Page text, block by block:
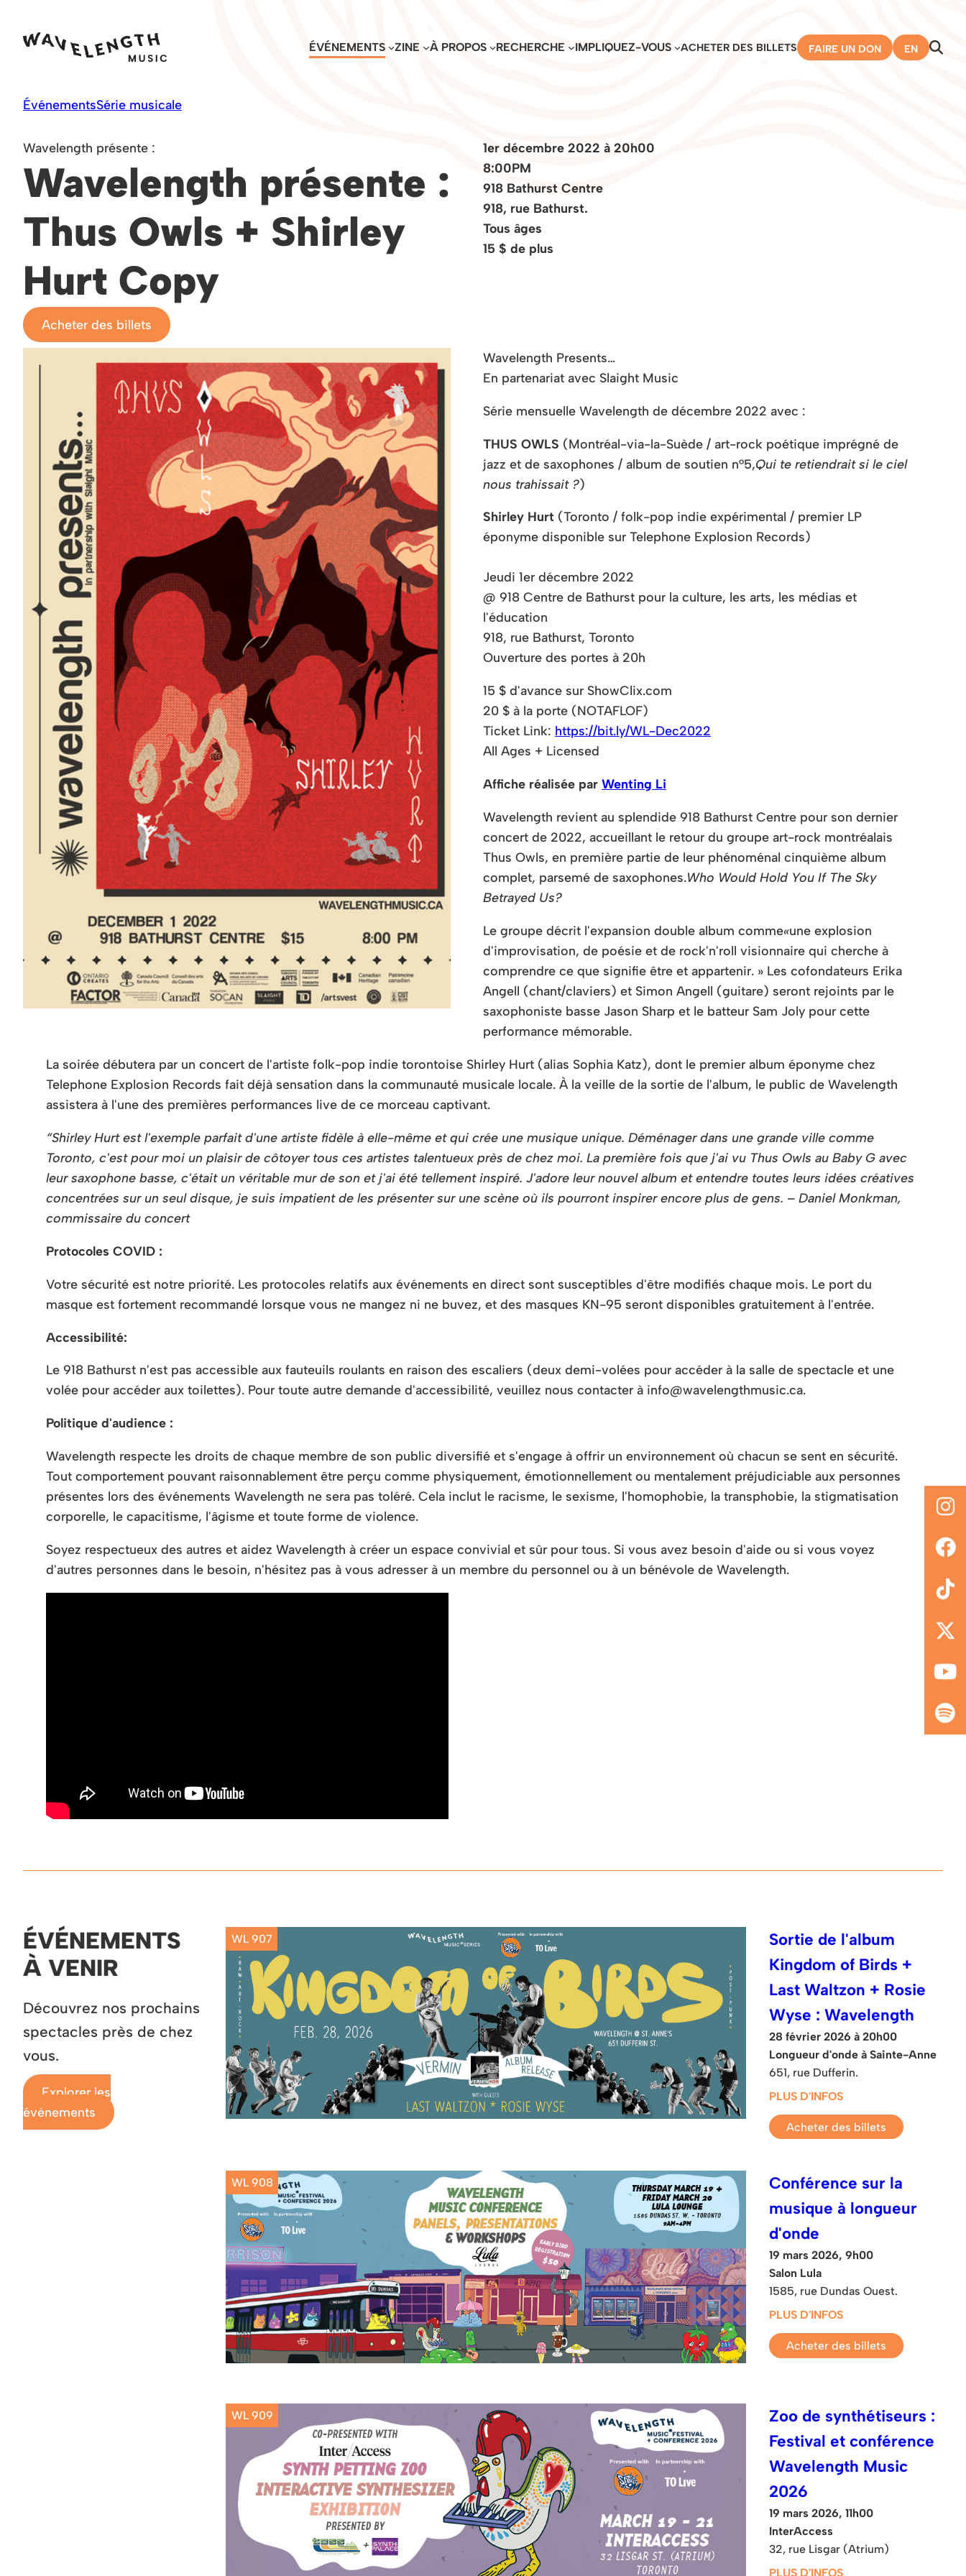
content
ÉVÉNEMENTS ZINE À PROPOS RECHERCHE IMPLIQUEZ-VOUS ACHETER DES BILLETS FAIRE UN DON EN
ÉvénementsSérie musicale
Wavelength présente :
Wavelength présente :
Thus Owls + Shirley
Hurt Copy
Acheter des billets
1er décembre 2022 à 20h00
8:00PM
918 Bathurst Centre
918, rue Bathurst.
Tous âges
15 $ de plus
Wavelength Presents…
En partenariat avec Slaight Music
Série mensuelle Wavelength de décembre 2022 avec :
THUS OWLS (Montréal-via-la-Suède / art-rock poétique imprégné de
jazz et de saxophones / album de soutien n°5,Qui te retiendrait si le ciel
nous trahissait ?)
Shirley Hurt (Toronto / folk-pop indie expérimental / premier LP
éponyme disponible sur Telephone Explosion Records)
Jeudi 1er décembre 2022
@ 918 Centre de Bathurst pour la culture, les arts, les médias et
l'éducation
918, rue Bathurst, Toronto
Ouverture des portes à 20h
15 $ d'avance sur ShowClix.com
20 $ à la porte (NOTAFLOF)
Ticket Link: https://bit.ly/WL-Dec2022
All Ages + Licensed
Affiche réalisée par Wenting Li
Wavelength revient au splendide 918 Bathurst Centre pour son dernier
concert de 2022, accueillant le retour du groupe art-rock montréalais
Thus Owls, en première partie de leur phénoménal cinquième album
complet, parsemé de saxophones.Who Would Hold You If The Sky
Betrayed Us?
Le groupe décrit l'expansion double album comme«une explosion
d'improvisation, de poésie et de rock'n'roll visionnaire qui cherche à
comprendre ce que signifie être et appartenir. » Les cofondateurs Erika
Angell (chant/claviers) et Simon Angell (guitare) seront rejoints par le
saxophoniste basse Jason Sharp et le batteur Sam Joly pour cette
performance mémorable.
La soirée débutera par un concert de l'artiste folk-pop indie torontoise Shirley Hurt (alias Sophia Katz), dont le premier album éponyme chez
Telephone Explosion Records fait déjà sensation dans la communauté musicale locale. À la veille de la sortie de l'album, le public de Wavelength
assistera à l'une des premières performances live de ce morceau captivant.
“Shirley Hurt est l'exemple parfait d'une artiste fidèle à elle-même et qui crée une musique unique. Déménager dans une grande ville comme
Toronto, c'est pour moi un plaisir de côtoyer tous ces artistes talentueux près de chez moi. La première fois que j'ai vu Thus Owls au Baby G avec
leur saxophone basse, c'était un véritable mur de son et j'ai été tellement inspiré. J'adore leur nouvel album et entendre toutes leurs idées créatives
concentrées sur un seul disque, je suis impatient de les présenter sur une scène où ils pourront inspirer encore plus de gens. – Daniel Monkman,
commissaire du concert
Protocoles COVID :
Votre sécurité est notre priorité. Les protocoles relatifs aux événements en direct sont susceptibles d'être modifiés chaque mois. Le port du
masque est fortement recommandé lorsque vous ne mangez ni ne buvez, et des masques KN-95 seront disponibles gratuitement à l'entrée.
Accessibilité:
Le 918 Bathurst n'est pas accessible aux fauteuils roulants en raison des escaliers (deux demi-volées pour accéder à la salle de spectacle et une
volée pour accéder aux toilettes). Pour toute autre demande d'accessibilité, veuillez nous contacter à info@wavelengthmusic.ca.
Politique d'audience :
Wavelength respecte les droits de chaque membre de son public diversifié et s'engage à offrir un environnement où chacun se sent en sécurité.
Tout comportement pouvant raisonnablement être perçu comme physiquement, émotionnellement ou mentalement préjudiciable aux personnes
présentes lors des événements Wavelength ne sera pas toléré. Cela inclut le racisme, le sexisme, l'homophobie, la transphobie, la stigmatisation
corporelle, le capacitisme, l'âgisme et toute forme de violence.
Soyez respectueux des autres et aidez Wavelength à créer un espace convivial et sûr pour tous. Si vous avez besoin d'aide ou si vous voyez
d'autres personnes dans le besoin, n'hésitez pas à vous adresser à un membre du personnel ou à un bénévole de Wavelength.
ÉVÉNEMENTS
À VENIR
Découvrez nos prochains
spectacles près de chez
vous.
Explorer les
événements
WL 907
Sortie de l'album
Kingdom of Birds +
Last Waltzon + Rosie
Wyse : Wavelength
28 février 2026 à 20h00
Longueur d'onde à Sainte-Anne
651, rue Dufferin.
PLUS D'INFOS
Acheter des billets
WL 908
Conférence sur la
musique à longueur
d'onde
19 mars 2026, 9h00
Salon Lula
1585, rue Dundas Ouest.
PLUS D'INFOS
Acheter des billets
WL 909
Zoo de synthétiseurs :
Festival et conférence
Wavelength Music
2026
19 mars 2026, 11h00
InterAccess
32, rue Lisgar (Atrium)
PLUS D'INFOS